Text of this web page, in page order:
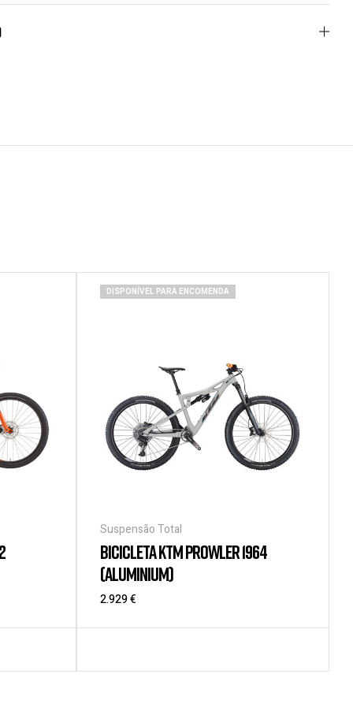
DISPONÍVEL PARA ENCOMENDA
Suspensão Total
BICICLETA KTM PROWLER 1964
(ALUMINIUM)
2.929€